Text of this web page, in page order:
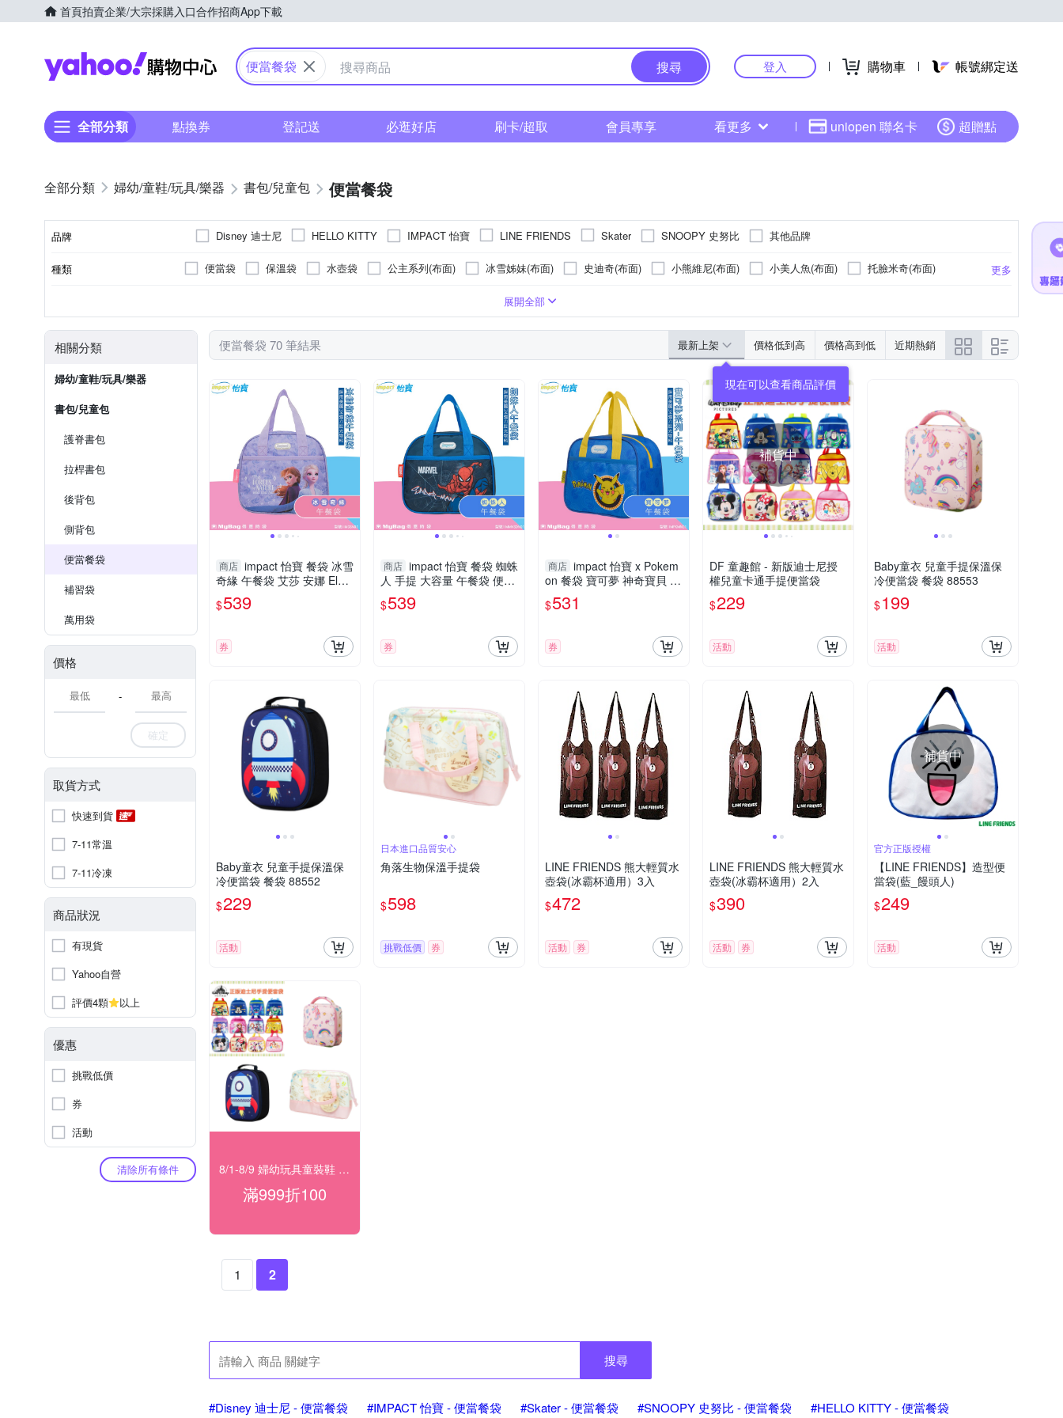
首頁拍賣企業/大宗採購入口合作招商App下載
Yahoo購物中心
便當餐袋 搜尋 登入 購物車 帳號綁定送
全部分類 點換券 登記送 必逛好店 刷卡/超取 會員專享 看更多 uniopen 聯名卡 超贈點
婦幼/童鞋/玩具/樂器 書包/兒童包 便當餐袋
品牌 Disney 迪士尼 HELLO KITTY IMPACT 怡寶 LINE FRIENDS Skater SNOOPY 史努比 其他品牌
種類 更多
便當袋 保溫袋 水壺袋 公主系列(布面) 冰雪姊妹(布面) 史迪奇(布面) 小熊維尼(布面) 小美人魚(布面)
托臉米奇(布面)
米妮(布面)
閃電麥坤(布面)
塑膠展開全部
相關分類
婦幼/童鞋/玩具/樂器
書包/兒童包
護脊書包
拉桿書包
後背包
側背包
便當餐袋
補習袋
萬用袋
價格
-
確定
取貨方式
快速到貨
7-11常溫
7-11冷凍
商品狀況
有現貨
Yahoo自營
評價4顆
以上
優惠
挑戰低價
券
活動
清除所有條件
便當餐袋 70 筆結果 最新上架 價格低到高 價格高到低 近期熱銷
現在可以查看商品評價
商店 impact 怡寶 餐袋 冰雪
奇緣 午餐袋 艾莎 安娜 Elsa
防潑水 便當袋 粉紫 IMDSN
01 得意時袋
$539
券
商店 impact 怡寶 餐袋 蜘蛛
人 手提 大容量 午餐袋 便當
袋 深藍 IMMVSDN01 得意
時袋
$539
券
商店 impact 怡寶 x Pokem
on 餐袋 寶可夢 神奇寶貝 皮
卡丘 午餐袋 IMPKMN01 得
意時袋
$531
券
補貨中
DF 童趣館 - 新版迪士尼授
權兒童卡通手提便當袋
$229
活動
Baby童衣 兒童手提保溫保
冷便當袋 餐袋 88553
$199
活動
Baby童衣 兒童手提保溫保
冷便當袋 餐袋 88552
$229
活動
日本進口品質安心
角落生物保溫手提袋
$598
挑戰低價 券
LINE FRIENDS 熊大輕質水
壺袋(冰霸杯適用）3入
$472
活動 券
LINE FRIENDS 熊大輕質水
壺袋(冰霸杯適用）2入
$390
活動 券
補貨中
官方正版授權
【LINE FRIENDS】造型便
當袋(藍_饅頭人)
$249
活動
8/1-8/9 婦幼玩具童裝鞋 指定品滿999折100
滿999折100
1 2
搜尋
#Disney 迪士尼 - 便當餐袋 #IMPACT 怡寶 - 便當餐袋 #Skater - 便當餐袋 #SNOOPY 史努比 - 便當餐袋
#HELLO KITTY - 便當餐袋